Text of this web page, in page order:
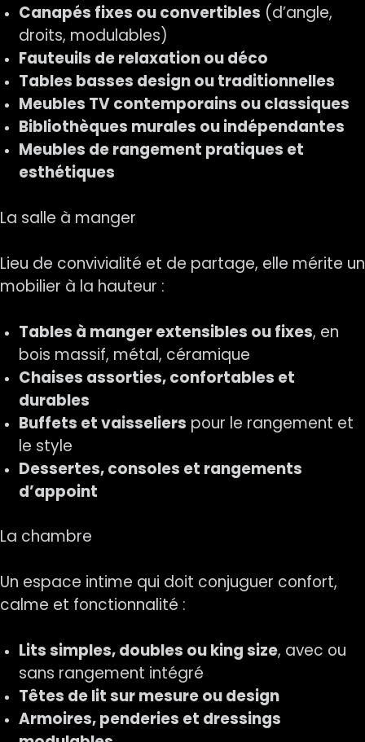
Canapés fixes ou convertibles (d’angle,
droits, modulables)
Fauteuils de relaxation ou déco
Tables basses design ou traditionnelles
Meubles TV contemporains ou classiques
Bibliothèques murales ou indépendantes
Meubles de rangement pratiques et
esthétiques
La salle à manger
Lieu de convivialité et de partage, elle mérite un
mobilier à la hauteur :
Tables à manger extensibles ou fixes, en
bois massif, métal, céramique
Chaises assorties, confortables et
durables
Buffets et vaisseliers pour le rangement et
le style
Dessertes, consoles et rangements
d’appoint
La chambre
Un espace intime qui doit conjuguer confort,
calme et fonctionnalité :
Lits simples, doubles ou king size, avec ou
sans rangement intégré
Têtes de lit sur mesure ou design
Armoires, penderies et dressings